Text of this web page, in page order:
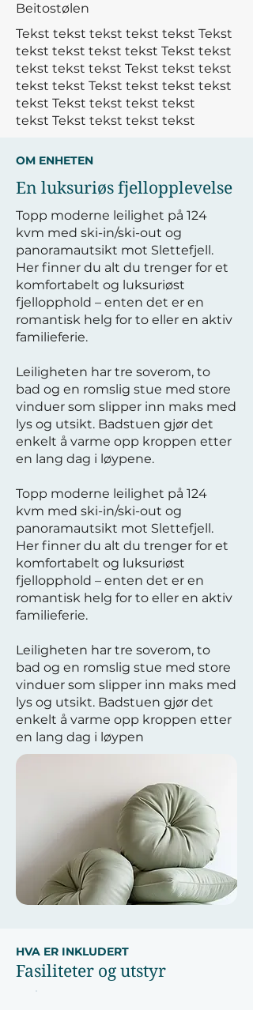
Beitostølen
Tekst tekst tekst tekst tekst Tekst
tekst tekst tekst tekst Tekst tekst
tekst tekst tekst Tekst tekst tekst
tekst tekst Tekst tekst tekst tekst
tekst Tekst tekst tekst tekst
tekst Tekst tekst tekst tekst
OM ENHETEN
En luksuriøs fjellopplevelse
Topp moderne leilighet på 124
kvm med ski-in/ski-out og
panoramautsikt mot Slettefjell.
Her finner du alt du trenger for et
komfortabelt og luksuriøst
fjellopphold – enten det er en
romantisk helg for to eller en aktiv
familieferie.
Leiligheten har tre soverom, to
bad og en romslig stue med store
vinduer som slipper inn maks med
lys og utsikt. Badstuen gjør det
enkelt å varme opp kroppen etter
en lang dag i løypene.
Topp moderne leilighet på 124
kvm med ski-in/ski-out og
panoramautsikt mot Slettefjell.
Her finner du alt du trenger for et
komfortabelt og luksuriøst
fjellopphold – enten det er en
romantisk helg for to eller en aktiv
familieferie.
Leiligheten har tre soverom, to
bad og en romslig stue med store
vinduer som slipper inn maks med
lys og utsikt. Badstuen gjør det
enkelt å varme opp kroppen etter
en lang dag i løypen
HVA ER INKLUDERT
Fasiliteter og utstyr